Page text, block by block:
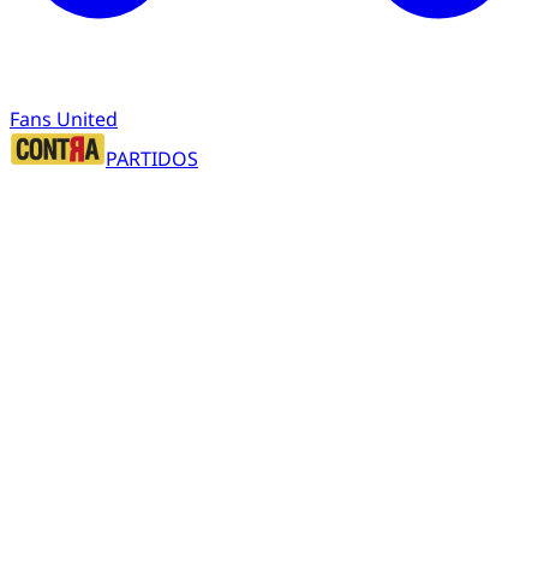
Fans United
PARTIDOS